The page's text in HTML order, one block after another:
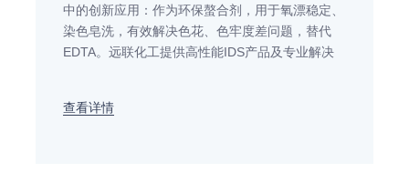
中的创新应用：作为环保螯合剂，用于氧漂稳定、
染色皂洗，有效解决色花、色牢度差问题，替代
EDTA。远联化工提供高性能IDS产品及专业解决
查看详情